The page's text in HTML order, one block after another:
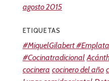
agosto 2015
ETIQUETAS
#MiquelGilabert
#Cocinatradicional
cocinera cocinero del año